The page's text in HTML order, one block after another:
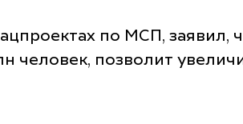
по МСП, заявил,
человек, позволит